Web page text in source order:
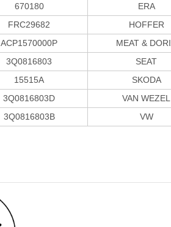
670180 ERA
FRC29682 HOFFER
ACP1570000P MEAT &
3Q0816803 SEAT
15515A SKODA
3Q0816803D VAN WEZEL
3Q0816803B VW